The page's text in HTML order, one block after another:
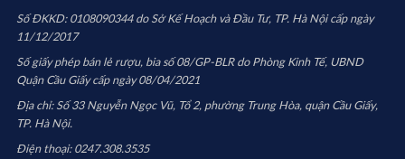
Số ĐKKD: 0108090344 do Sở Kế Hoạch và Đầu Tư, TP. Hà Nội cấp ngày
11/12/2017
Số giấy phép bán lẻ rượu, bia số 08/GP-BLR do Phòng Kinh Tế, UBND
Quận Cầu Giấy cấp ngày 08/04/2021
Địa chỉ: Số 33 Nguyễn Ngọc Vũ, Tổ 2, phường Trung Hòa, quận Cầu Giấy,
TP. Hà Nội.
Điện thoại: 0247.308.3535